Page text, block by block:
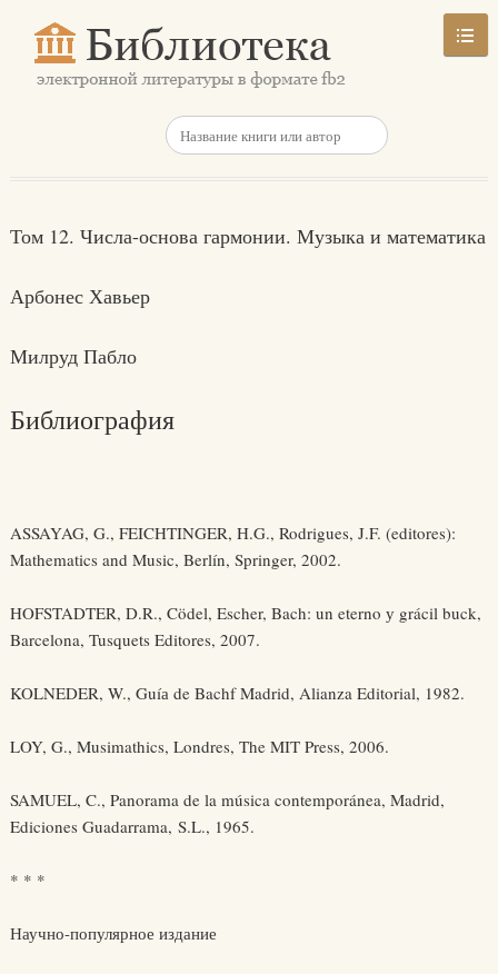
Том 12. Числа-основа гармонии. Музыка и математика
Арбонес Хавьер
Милруд Пабло
Библиография
ASSAYAG, G., FEICHTINGER, H.G., Rodrigues, J.F. (editores):
Mathematics and Music, Berlín, Springer, 2002.
HOFSTADTER, D.R., Cödel, Escher, Bach: un eterno у grácil buck,
Barcelona, Tusquets Editores, 2007.
KOLNEDER, W., Guíа de Bachf Madrid, Alianza Editorial, 1982.
LOY, G., Musimathics, Londres, The MIT Press, 2006.
SAMUEL, C., Panorama de la música contemporánea, Madrid,
Ediciones Guadarrama, S.L., 1965.
* * *
Научно-популярное издание